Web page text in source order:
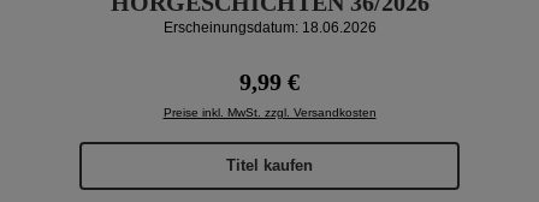
Erscheinungsdatum: 18.06.2026
Regulärer Preis:
9,99 €
Preise inkl. MwSt. zzgl. Versandkosten
Titel kaufen